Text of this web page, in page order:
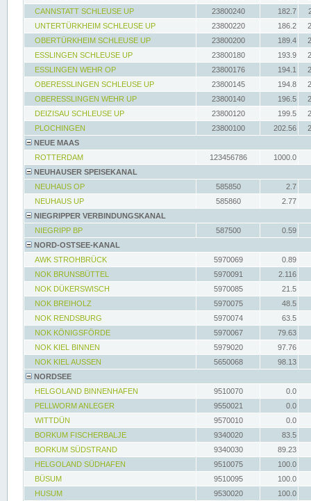
CANNSTATT SCHLEUSE UP
23800240 182.7
UNTERTÜRKHEIM SCHLEUSE UP
23800220 186.2
OBERTÜRKHEIM SCHLEUSE UP
23800200 189.4
ESSLINGEN SCHLEUSE UP
23800180 193.9
ESSLINGEN WEHR OP
23800176 194.1
OBERESSLINGEN SCHLEUSE UP
23800145 194.8
OBERESSLINGEN WEHR UP
23800140 196.5
DEIZISAU SCHLEUSE UP
23800120 199.5
PLOCHINGEN
23800100 202.56
NEUE MAAS
ROTTERDAM
123456786
1000.0
NEUHAUSER SPEISEKANAL
NEUHAUS OP
585850
2.7
NEUHAUS UP
585860
2.77
NIEGRIPPER VERBINDUNGSKANAL
NIEGRIPP BP
587500
0.59
NORD-OSTSEE-KANAL
AWK STROHBRÜCK
5970069
0.89
NOK BRUNSBÜTTEL
5970091
2.116
NOK DÜKERSWISCH
5970085
21.5
NOK BREIHOLZ
5970075
48.5
NOK RENDSBURG
5970074
63.5
NOK KÖNIGSFÖRDE
5970067
79.63
NOK KIEL BINNEN
5979020
97.76
NOK KIEL AUSSEN
5650068
98.13
NORDSEE
HELGOLAND BINNENHAFEN
9510070
0.0
PELLWORM ANLEGER
9550021
0.0
WITTDÜN
9570010
0.0
BORKUM FISCHERBALJE
9340020
83.5
BORKUM SÜDSTRAND
9340030
89.23
HELGOLAND SÜDHAFEN
9510075
100.0
BÜSUM
9510095
100.0
HUSUM
9530020 100.0